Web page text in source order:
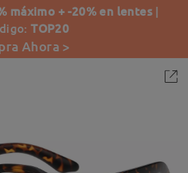
máximo + -20% en lentes |
TOP20
Ahora >